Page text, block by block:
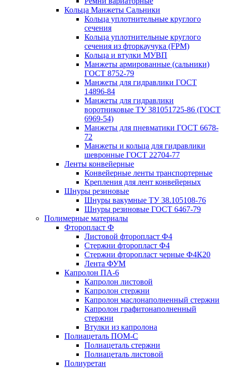
Кольца Манжеты Сальники
Кольца уплотнительные круглого
сечения
Кольца уплотнительные круглого
сечения из фторкаучука (FPM)
Кольца и втулки МУВП
Манжеты армированные (сальники)
ГОСТ 8752-79
Манжеты для гидравлики ГОСТ
14896-84
Манжеты для гидравлики
воротниковые ТУ 381051725-86 (ГОСТ
6969-54)
Манжеты для пневматики ГОСТ 6678-
72
Манжеты и кольца для гидравлики
шевронные ГОСТ 22704-77
Ленты конвейерные
Конвейерные ленты транспортерные
Крепления для лент конвейерных
Шнуры резиновые
Шнуры вакумные ТУ 38.105108-76
Шнуры резиновые ГОСТ 6467-79
Полимерные материалы
Фторопласт Ф
Листовой фторопласт Ф4
Стержни фторопласт Ф4
Стержни фторопласт черные Ф4К20
Лента ФУМ
Капролон ПА-6
Капролон листовой
Капролон стержни
Капролон маслонаполненный стержни
Капролон графитонаполненный
стержни
Втулки из капролона
Полиацеталь ПОМ-С
Полиацеталь стержни
Полиацеталь листовой
Полиуретан